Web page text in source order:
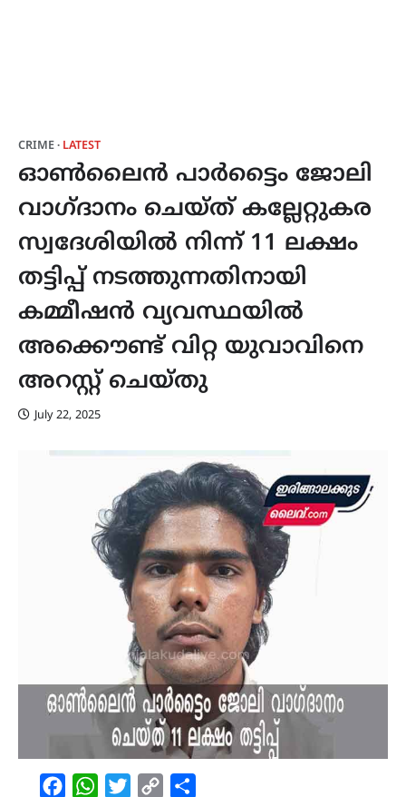
CRIME LATEST
ഓൺലൈൻ പാർട്ടൈം ജോലി
വാഗ്ദാനം ചെയ്ത് കല്ലേറ്റുകര
സ്വദേശിയിൽ നിന്ന് 11 ലക്ഷം
തട്ടിപ്പ് നടത്തുന്നതിനായി
കമ്മീഷൻ വ്യവസ്ഥയിൽ
അക്കൌണ്ട് വിറ്റ യുവാവിനെ
അറസ്റ്റ് ചെയ്തു
July 22, 2025
FacebookWhatsAppTwitterCopy